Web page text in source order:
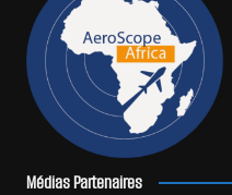
Médias Partenaires